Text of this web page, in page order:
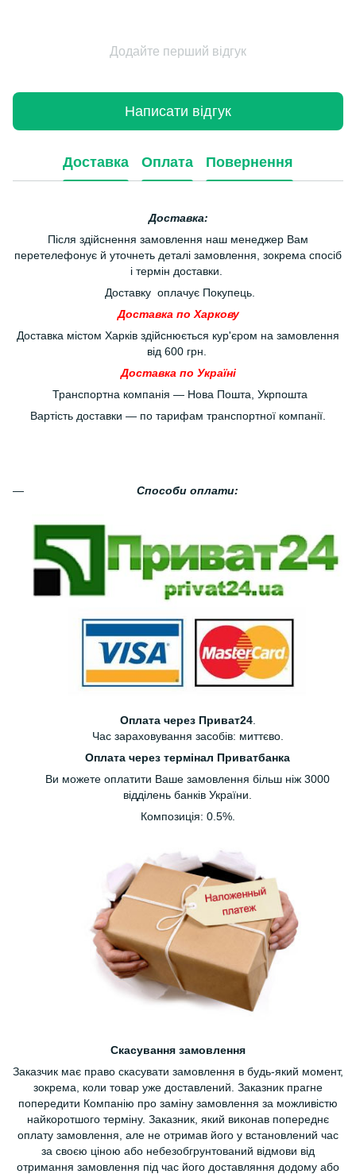
Додайте перший відгук
Написати відгук
Доставка Оплата Повернення
Доставка:
Після здійснення замовлення наш менеджер Вам
перетелефонує й уточнеть деталі замовлення, зокрема спосіб
і термін доставки.
Доставку оплачує Покупець.
Доставка по Харкову
Доставка містом Харків здійснюється кур'єром на замовлення
від 600 грн.
Доставка по Україні
Транспортна компанія — Нова Пошта, Укрпошта
Вартість доставки — по тарифам транспортної компанії.
Способи оплати:
Оплата через Приват24.
Час зараховування засобів: миттєво.
Оплата через термінал Приватбанка
Ви можете оплатити Ваше замовлення більш ніж 3000
відділень банків України.
Композиція: 0.5%.
Скасування замовлення
Заказчик має право скасувати замовлення в будь-який момент,
зокрема, коли товар уже доставлений. Заказник прагне
попередити Компанію про заміну замовлення за можливістю
найкоротшого терміну. Заказник, який виконав попереднє
оплату замовлення, але не отримав його у встановлений час
за своєю ціною або небезобгрунтований відмови від
отримання замовлення під час його доставляння додому або